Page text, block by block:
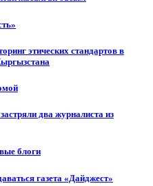
этических стандартов в
два журналиста из
блоги
газета «Дайджест»